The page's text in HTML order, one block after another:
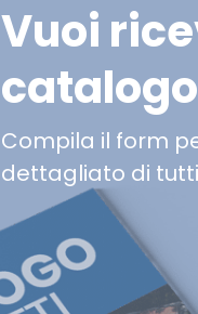
Vuoi
Compila il form
dettagliato di